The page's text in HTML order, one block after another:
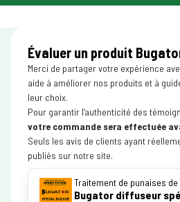
Évaluer un produit
Merci de partager votre expérience
aide à améliorer nos produits et à
leur choix.
Pour garantir l’authenticité des
votre commande sera effectuée
Seuls les avis de clients ayant
publiés sur notre site.
Traitement de punaises
Bugator diffuseur